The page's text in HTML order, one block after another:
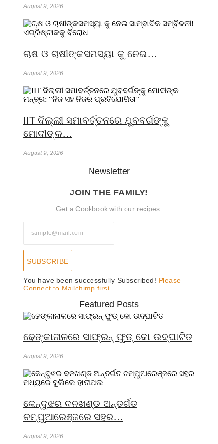
August 9, 2026
ଚାଷ ଓ ଚାଷୀଙ୍କସମସ୍ୟା କୁ ନେଇ…
August 9, 2026
IIT ଦିଲ୍ଲୀ ସମାବର୍ତ୍ତନରେ ଯୁବବର୍ଗଙ୍କୁ
ମୋଦୀଙ୍କ…
August 9, 2026
Newsletter
JOIN THE FAMILY!
Get a Cookbook with our recipes.
SUBSCRIBE
You have been successfully Subscribed! Please
Connect to Mailchimp first
Featured Posts
ଢେଙ୍କାନାଳରେ ସାଫ୍ରନ୍ ଫୁଡ୍ କୋ ଉଦ୍ଘାଟିତ
August 9, 2026
କେନ୍ଦୁଝର ବନଖଣ୍ଡ ଅନ୍ତର୍ଗତ
ଚମ୍ପୁଆରେଞ୍ଜରେ ସହର…
August 9, 2026